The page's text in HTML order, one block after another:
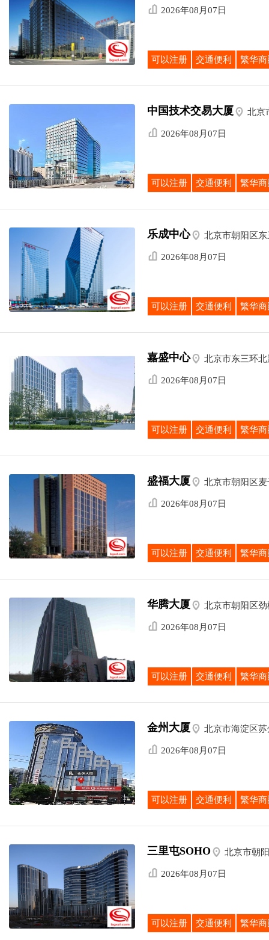
 2026年08月07日
可以注册 交通便利 繁华商
中国技术交易大厦  北京
 2026年08月07日
可以注册 交通便利 繁华商
乐成中心 北京市朝阳区
 2026年08月07日
可以注册 交通便利 繁华商
嘉盛中心 北京市东三环
 2026年08月07日
可以注册 交通便利 繁华商
盛福大厦  北京市朝阳区
 2026年08月07日
可以注册 交通便利 繁华商
华腾大厦  北京市朝阳区
 2026年08月07日
可以注册 交通便利 繁华商
金州大厦  北京市海淀区
 2026年08月07日
可以注册 交通便利 繁华商
三里屯SOHO  北京市朝
 2026年08月07日
可以注册 交通便利 繁华商